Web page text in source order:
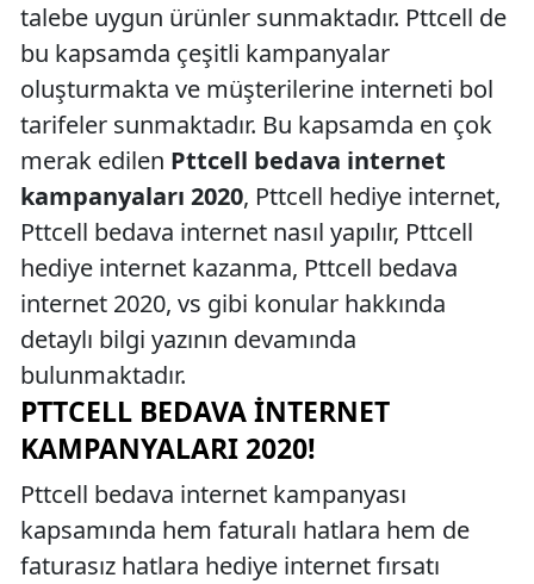
talebe uygun ürünler sunmaktadır. Pttcell de
bu kapsamda çeşitli kampanyalar
oluşturmakta ve müşterilerine interneti bol
tarifeler sunmaktadır. Bu kapsamda en çok
merak edilen Pttcell bedava internet
kampanyaları 2020, Pttcell hediye internet,
Pttcell bedava internet nasıl yapılır, Pttcell
hediye internet kazanma, Pttcell bedava
internet 2020, vs gibi konular hakkında
detaylı bilgi yazının devamında
bulunmaktadır.
PTTCELL BEDAVA İNTERNET
KAMPANYALARI 2020!
Pttcell bedava internet kampanyası
kapsamında hem faturalı hatlara hem de
faturasız hatlara hediye internet fırsatı